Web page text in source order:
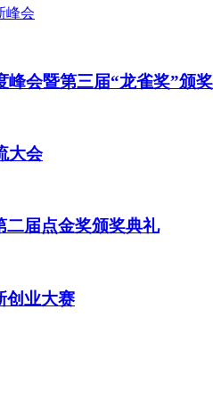
峰会
峰会暨第三届“龙雀奖”颁
大会
二届点金奖颁奖典礼
创业大赛